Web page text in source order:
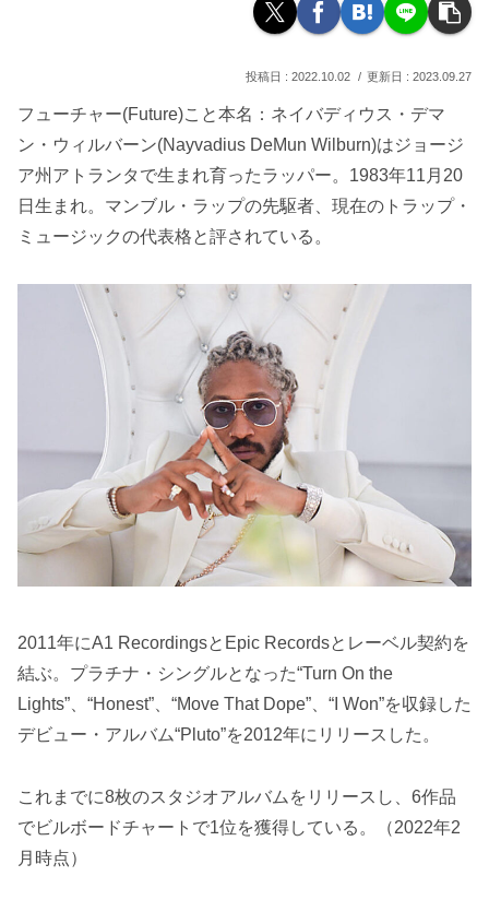
2022.10.02 2023.09.27
フューチャー(Future)こと本名：ネイバディウス・デマ
ン・ウィルバーン(Nayvadius DeMun Wilburn)はジョージ
ア州アトランタで生まれ育ったラッパー。1983年11月20
日生まれ。マンブル・ラップの先駆者、現在のトラップ・
ミュージックの代表格と評されている。
2011年にA1 RecordingsとEpic Recordsとレーベル契約を
結ぶ。プラチナ・シングルとなった“Turn On the
Lights”、“Honest”、“Move That Dope”、“I Won”を収録した
デビュー・アルバム“Pluto”を2012年にリリースした。
これまでに8枚のスタジオアルバムをリリースし、6作品
でビルボードチャートで1位を獲得している。（2022年2
月時点）